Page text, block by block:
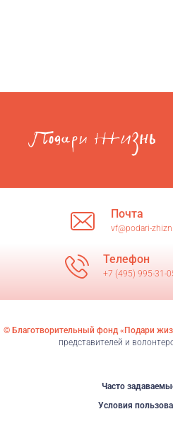
Почта
vf@podari-
Телефон
+7 (495) 995-31-
© Благотворительный фонд «Подари
представителей и
Часто
Условия